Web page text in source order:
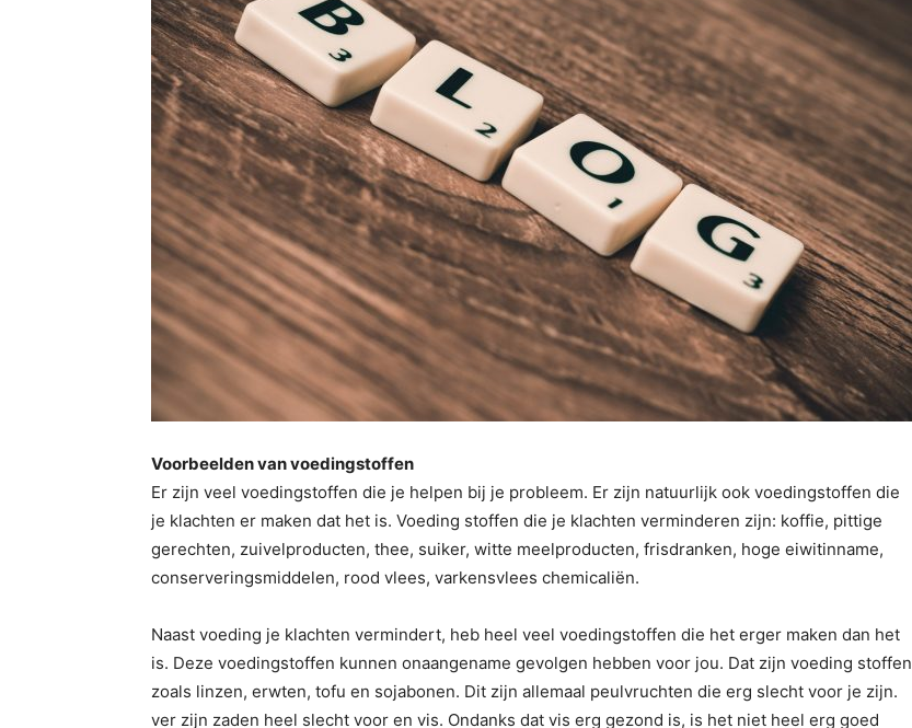
Voorbeelden van voedingstoffen
Er zijn veel voedingstoffen die je helpen bij je probleem. Er zijn natuurlijk ook voedingstoffen die
je klachten er maken dat het is. Voeding stoffen die je klachten verminderen zijn: koffie, pittige
gerechten, zuivelproducten, thee, suiker, witte meelproducten, frisdranken, hoge eiwitinname,
conserveringsmiddelen, rood vlees, varkensvlees chemicaliën.
Naast voeding je klachten vermindert, heb heel veel voedingstoffen die het erger maken dan het
is. Deze voedingstoffen kunnen onaangename gevolgen hebben voor jou. Dat zijn voeding stoffen
zoals linzen, erwten, tofu en sojabonen. Dit zijn allemaal peulvruchten die erg slecht voor je zijn.
ver zijn zaden heel slecht voor en vis. Ondanks dat vis erg gezond is, is het niet heel erg goed